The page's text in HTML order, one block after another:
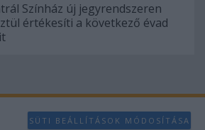
Színház új jegyrendszeren
értékesíti a következő évad
SÜTI BEÁLLÍTÁSOK MÓDOSÍTÁSA